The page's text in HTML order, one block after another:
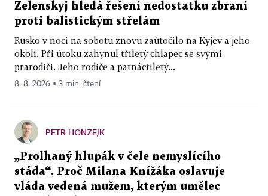
Zelenskyj hledá řešení nedostatku zbraní
proti balistickým střelám
Rusko v noci na sobotu znovu zaútočilo na Kyjev a jeho
okolí. Při útoku zahynul tříletý chlapec se svými
prarodiči. Jeho rodiče a patnáctiletý...
8. 8. 2026 ▪ 3 min. čtení
PETR HONZEJK
„Prolhaný hlupák v čele nemyslícího
stáda“. Proč Milana Knížáka oslavuje
vláda vedená mužem, kterým umělec